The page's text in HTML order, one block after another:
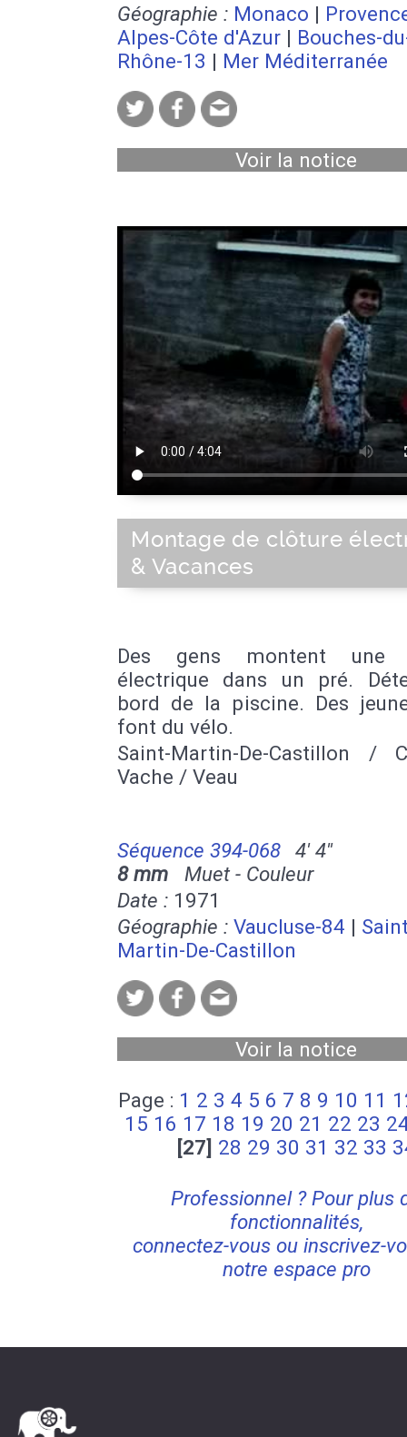
Géographie : Monaco |
Alpes-Côte d'Azur | Bouches-
Rhône-13 | Mer Méditerranée
Voir la notice
Montage de clôture
& Vacances
Des gens montent une
électrique dans un pré.
bord de la piscine. Des
font du vélo.
Saint-Martin-De-Castillon /
Vache / Veau
Séquence 394-068
4' 4''
8 mm Muet - Couleur
Date : 1971
Géographie : Vaucluse-84 |
Martin-De-Castillon
Voir la notice
Page : 1 2 3 4 5 6 7 8 9 10 11
15 16 17 18 19 20 21 22 23
[27] 28 29 30 31 32 33
Professionnel ? Pour plus
fonctionnalités,
connectez-vous ou inscrivez-
notre espace pro